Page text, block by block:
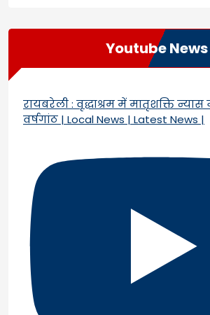
Youtube News
रायबरेली : वृद्धाश्रम में मातृशक्ति
वर्षगांठ | Local News | Latest News |